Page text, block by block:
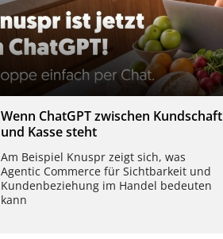
Wenn ChatGPT zwischen Kundschaft
und Kasse steht
Am Beispiel Knuspr zeigt sich, was
Agentic Commerce für Sichtbarkeit und
Kundenbeziehung im Handel bedeuten
kann